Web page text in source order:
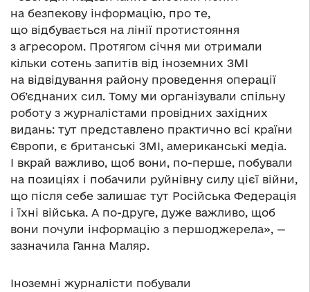
на безпекову інформацію, про те,
що відбувається на лінії протистояння
з агресором. Протягом січня ми отримали
кільки сотень запитів від іноземних ЗМІ
на відвідування району проведення операції
Об’єднаних сил. Тому ми організували спільну
роботу з журналістами провідних західних
видань: тут представлено практично всі країни
Європи, є британські ЗМІ, американські медіа.
І вкрай важливо, щоб вони, по-перше, побували
на позиціях і побачили руйнівну силу цієї війни,
що після себе залишає тут Російська Федерація
і їхні війська. А по-друге, дуже важливо, щоб
вони почули інформацію з першоджерела», —
зазначила Ганна Маляр.
Іноземні журналісти побували